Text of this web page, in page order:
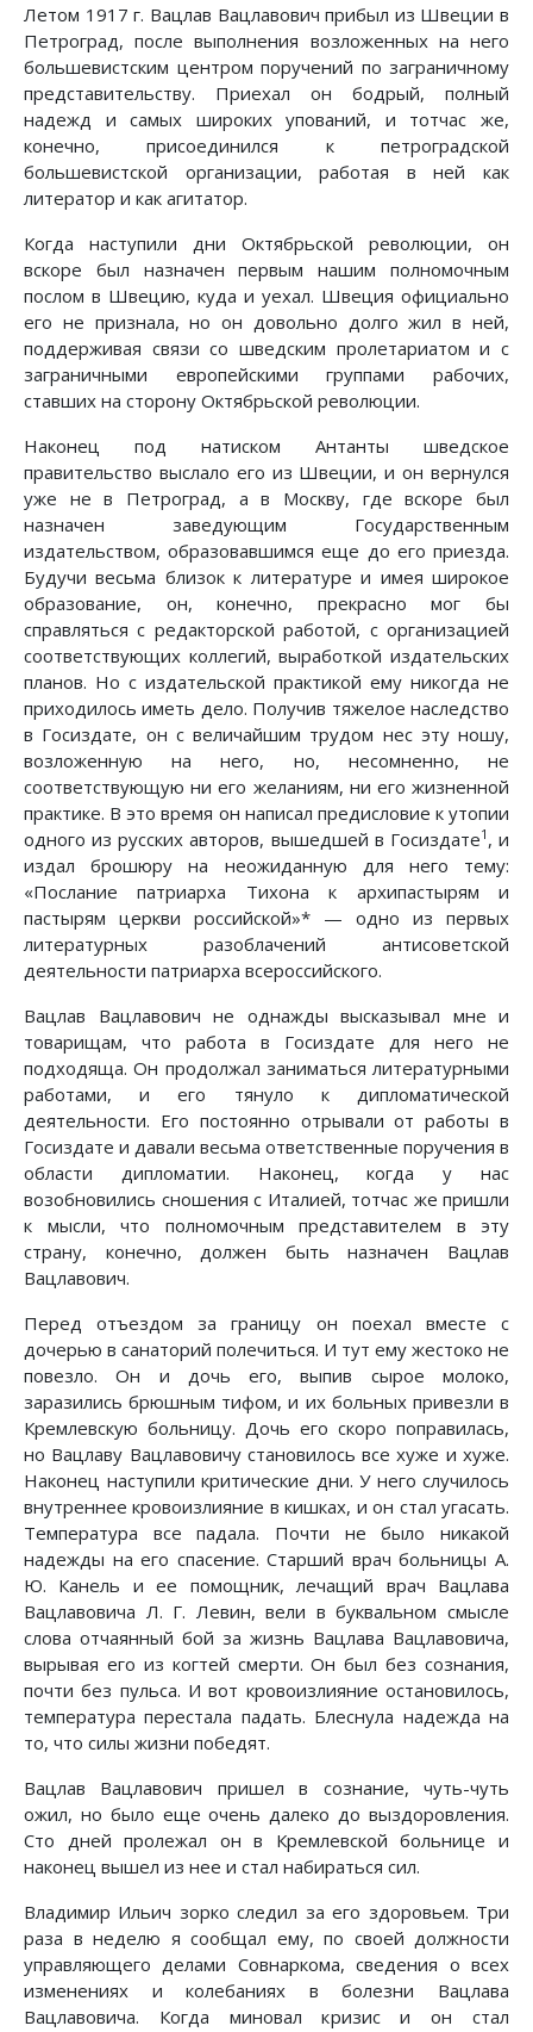
Летом 1917 г. Вацлав Вацлавович прибыл из Швеции в
Петроград, после выполнения возложенных на него
большевистским центром поручений по заграничному
представительству. Приехал он бодрый, полный
надежд и самых широких упований, и тотчас же,
конечно, присоединился к петроградской
большевистской организации, работая в ней как
литератор и как агитатор.
Когда наступили дни Октябрьской революции, он
вскоре был назначен первым нашим полномочным
послом в Швецию, куда и уехал. Швеция официально
его не признала, но он довольно долго жил в ней,
поддерживая связи со шведским пролетариатом и с
заграничными европейскими группами рабочих,
ставших на сторону Октябрьской революции.
Наконец под натиском Антанты шведское
правительство выслало его из Швеции, и он вернулся
уже не в Петроград, а в Москву, где вскоре был
назначен заведующим Государственным
издательством, образовавшимся еще до его приезда.
Будучи весьма близок к литературе и имея широкое
образование, он, конечно, прекрасно мог бы
справляться с редакторской работой, с организацией
соответствующих коллегий, выработкой издательских
планов. Но с издательской практикой ему никогда не
приходилось иметь дело. Получив тяжелое наследство
в Госиздате, он с величайшим трудом нес эту ношу,
возложенную на него, но, несомненно, не
соответствующую ни его желаниям, ни его жизненной
практике. В это время он написал предисловие к утопии
одного из русских авторов, вышедшей в Госиздате1 , и
издал брошюру на неожиданную для него тему:
«Послание патриарха Тихона к архипастырям и
пастырям церкви российской»* — одно из первых
литературных разоблачений антисоветской
деятельности патриарха всероссийского.
Вацлав Вацлавович не однажды высказывал мне и
товарищам, что работа в Госиздате для него не
подходяща. Он продолжал заниматься литературными
работами, и его тянуло к дипломатической
деятельности. Его постоянно отрывали от работы в
Госиздате и давали весьма ответственные поручения в
области дипломатии. Наконец, когда у нас
возобновились сношения с Италией, тотчас же пришли
к мысли, что полномочным представителем в эту
страну, конечно, должен быть назначен Вацлав
Вацлавович.
Перед отъездом за границу он поехал вместе с
дочерью в санаторий полечиться. И тут ему жестоко не
повезло. Он и дочь его, выпив сырое молоко,
заразились брюшным тифом, и их больных привезли в
Кремлевскую больницу. Дочь его скоро поправилась,
но Вацлаву Вацлавовичу становилось все хуже и хуже.
Наконец наступили критические дни. У него случилось
внутреннее кровоизлияние в кишках, и он стал угасать.
Температура все падала. Почти не было никакой
надежды на его спасение. Старший врач больницы А.
Ю. Канель и ее помощник, лечащий врач Вацлава
Вацлавовича Л. Г. Левин, вели в буквальном смысле
слова отчаянный бой за жизнь Вацлава Вацлавовича,
вырывая его из когтей смерти. Он был без сознания,
почти без пульса. И вот кровоизлияние остановилось,
температура перестала падать. Блеснула надежда на
то, что силы жизни победят.
Вацлав Вацлавович пришел в сознание, чуть-чуть
ожил, но было еще очень далеко до выздоровления.
Сто дней пролежал он в Кремлевской больнице и
наконец вышел из нее и стал набираться сил.
Владимир Ильич зорко следил за его здоровьем. Три
раза в неделю я сообщал ему, по своей должности
управляющего делами Совнаркома, сведения о всех
изменениях и колебаниях в болезни Вацлава
Вацлавовича. Когда миновал кризис и он стал